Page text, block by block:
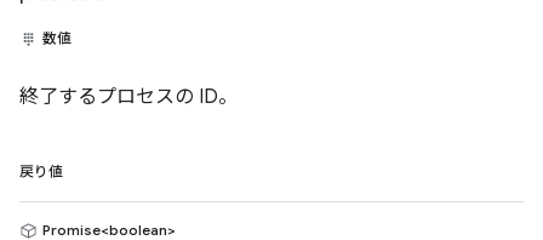
数値
終了するプロセスの ID。
戻り値
Promise<boolean>